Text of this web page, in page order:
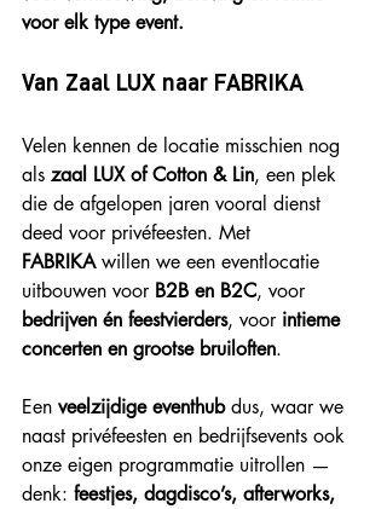
voor elk type event.
Van Zaal LUX naar FABRIKA
Velen kennen de locatie misschien nog
als zaal LUX of Cotton & Lin, een plek
die de afgelopen jaren vooral dienst
deed voor privéfeesten. Met
FABRIKA willen we een eventlocatie
uitbouwen voor B2B en B2C, voor
bedrijven én feestvierders, voor intieme
concerten en grootse bruiloften.
Een veelzijdige eventhub dus, waar we
naast privéfeesten en bedrijfsevents ook
onze eigen programmatie uitrollen —
denk: feestjes, dagdisco’s, afterworks,